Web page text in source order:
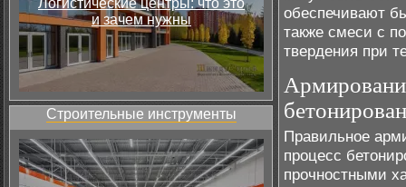
Логистические центры: что это
и зачем нужны
Строительные инструменты
обеспечивают
также смеси с
твердения при
Правильное
процесс
прочностными